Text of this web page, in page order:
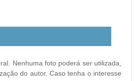
Nenhuma foto poderá ser utilizada,
do autor. Caso tenha o interesse